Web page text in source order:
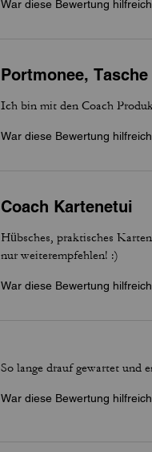
War diese Bewertung
Portmonee, Tasche
Ich bin mit den Coach
War diese Bewertung
Coach Kartenetui
Hübsches, praktisches
nur weiterempfehlen! :)
War diese Bewertung
So lange drauf gewartet und
War diese Bewertung